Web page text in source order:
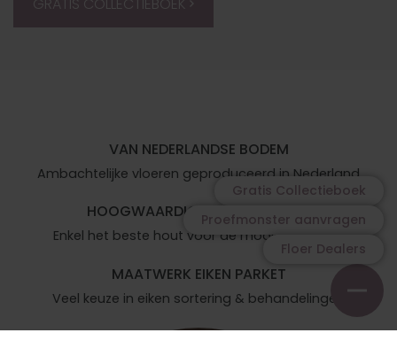
Gratis Collectieboek
Proefmonster aanvragen
Floer Dealers
GRATIS COLLECTIEBOEK
VAN NEDERLANDSE BODEM
Ambachtelijke vloeren geproduceerd in Nederland
HOOGWAARDIG EUROPEES EIKEN
Enkel het beste hout voor de mooiste vloeren
MAATWERK EIKEN PARKET
Veel keuze in eiken sortering & behandelingen